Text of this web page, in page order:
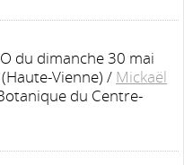
du dimanche 30 mai
Vienne) / Mickaël
du Centre-